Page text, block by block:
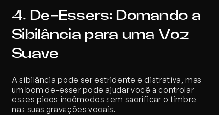
4. De-Essers: Domando a
Sibilância para uma Voz
Suave
A sibilância pode ser estridente e distrativa, mas
um bom de-esser pode ajudar você a controlar
esses picos incômodos sem sacrificar o timbre
nas suas gravações vocais.